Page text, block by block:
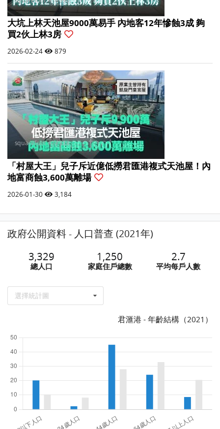
大坑上林天池屋9000萬易手 內地客12年慘蝕3成 夠
買2伙上林3房
2026-02-24 879
「村屋大王」兒子斥近億低撈君匯港複式天池屋！內
地富商蝕3,600萬離場
2026-01-30 3,184
政府公開資料 - 人口普查 (2021年)
3,329
總人口
1,250
家庭住戶總數
2.7
平均每戶人數
選擇統計圖
君滙港 - 年齡結構（2021）